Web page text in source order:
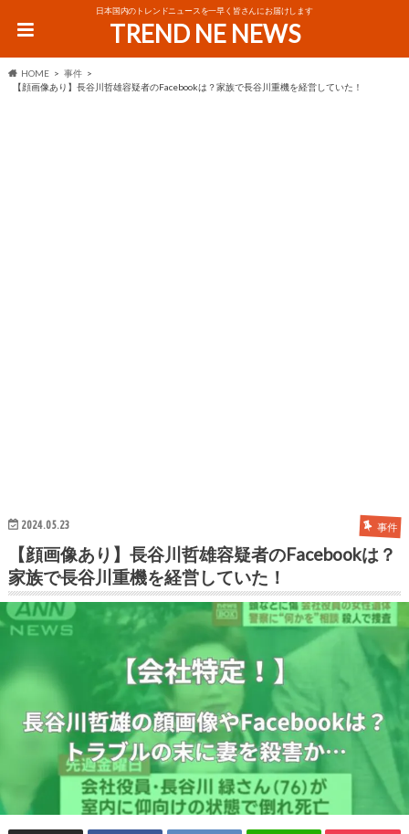
日本国内のトレンドニュースを一早く皆さんにお届けします
TREND NE NEWS
HOME
事件
【顔画像あり】長谷川哲雄容疑者のFacebookは？家族で長谷川重機を経営していた！
2024.05.23 事件
【顔画像あり】長谷川哲雄容疑者のFacebookは？
家族で長谷川重機を経営していた！